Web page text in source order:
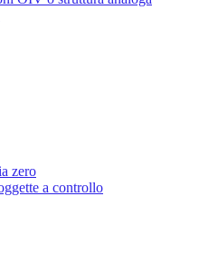
zero
a controllo